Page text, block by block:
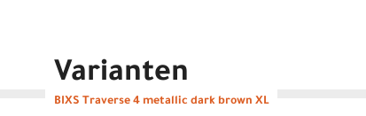
Varianten
BIXS Traverse 4 metallic dark brown XL